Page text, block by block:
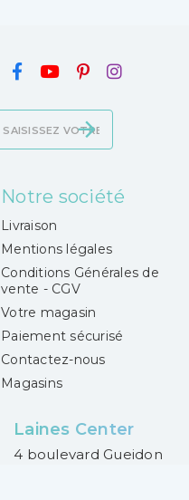
Notre société
Livraison
Mentions légales
Conditions Générales de
vente - CGV
Votre magasin
Paiement sécurisé
Contactez-nous
Magasins
Laines Center
4 boulevard Gueidon